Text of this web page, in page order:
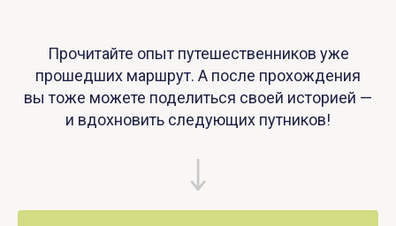
Прочитайте опыт путешественников уже
прошедших маршрут. А после прохождения
вы тоже можете поделиться своей историей —
и вдохновить следующих путников!